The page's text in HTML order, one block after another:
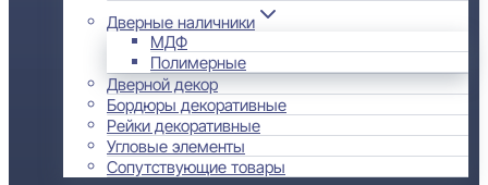
Дверные наличники
МДФ
Полимерные
Дверной декор
Бордюры декоративные
Рейки декоративные
Угловые элементы
Сопутствующие товары